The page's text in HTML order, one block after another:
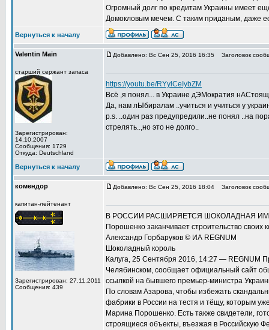
Огромный долг по кредитам Украины имеет
Домокловым мечем. С таким приданым, даже
Вернуться к началу
Valentin Main
старший сержант запаса
Зарегистрирован:
14.10.2007
Сообщения: 1729
Откуда: Deutschland
Добавлено: Вс Сен 25, 2016 16:35 Заголовок
https://youtu.be/RYylCeIybZM
Всё ,я понял... в Украине дЭМократия
Да, нам лЫбиралам ..учиться и учиться у
p.s. ..один раз предупредили..не понял ..на
стрелять..,но это не долго..
Вернуться к началу
комендор
капитан-лейтенант
Зарегистрирован: 27.11.2011
Сообщения: 439
Добавлено: Вс Сен 25, 2016 18:04 Заголовок
В РОССИИ РАСШИРЯЕТСЯ ШОКОЛАДНАЯ
Порошенко заканчивает строительство своих
Александр Горбаруков © ИА REGNUM
Шоколадный король
Калуга, 25 Сентября 2016, 14:27 — REGNUM
Челябинском, сообщает официальный сайт
ссылкой на бывшего премьер-министра
По словам Азарова, чтобы избежать
фабрики в России на тестя и тёщу, которым
Марина Порошенко. Есть также свидетели,
строящиеся объекты, въезжая в Российскую